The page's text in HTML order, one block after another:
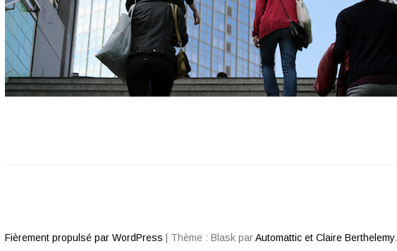
Fièrement propulsé par WordPress Thème : Blask parAutomattic et Claire Berthelemy.